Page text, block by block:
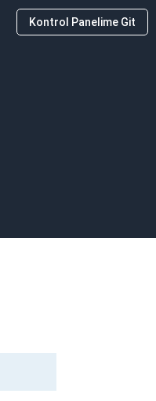
Kontrol Panelime Git